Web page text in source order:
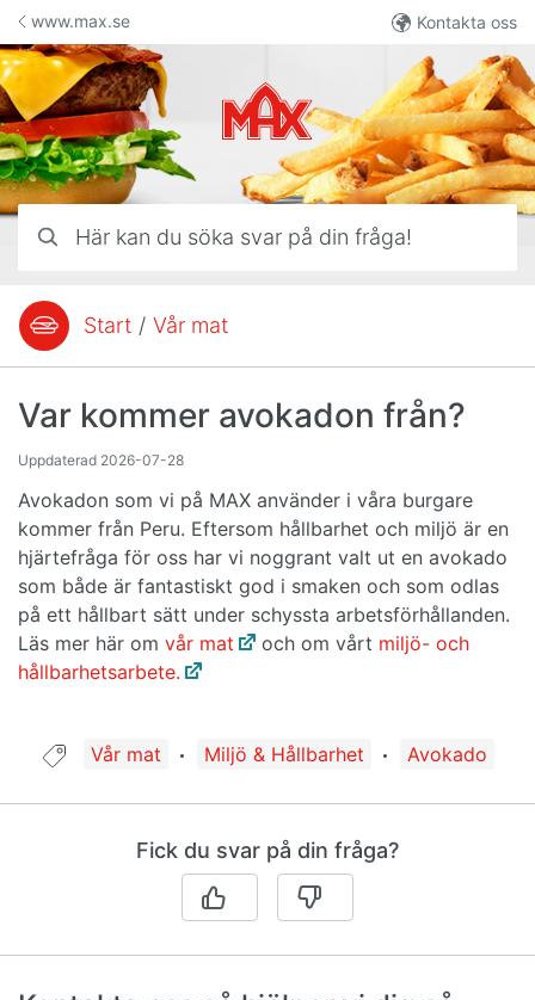
Hoppa till innehåll
Här kan du söka svar på din fråga!
www.max.se Kontakta oss
Du är här:Start / Vår mat
Var kommer avokadon från?
Uppdaterad 2026-07-28
Avokadon som vi på MAX använder i våra burgare
kommer från Peru. Eftersom hållbarhet och miljö är en
hjärtefråga för oss har vi noggrant valt ut en avokado
som både är fantastiskt god i smaken och som odlas
på ett hållbart sätt under schyssta arbetsförhållanden.
Läs mer här om vår mat och om vårt miljö- och
hållbarhetsarbete.
Guide taggad med:
Vår mat Miljö & Hållbarhet Avokado
Fick du svar på din fråga?